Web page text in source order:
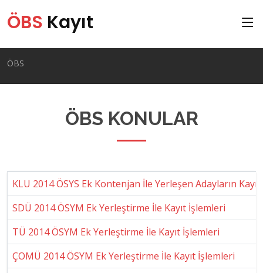
ÖBS Kayıt
ÖBS
ÖBS KONULAR
KLU 2014 ÖSYS Ek Kontenjan İle Yerleşen Adayların
SDÜ 2014 ÖSYM Ek Yerleştirme İle Kayıt İşlemleri
TÜ 2014 ÖSYM Ek Yerleştirme İle Kayıt İşlemleri
ÇOMÜ 2014 ÖSYM Ek Yerleştirme İle Kayıt İşlemleri